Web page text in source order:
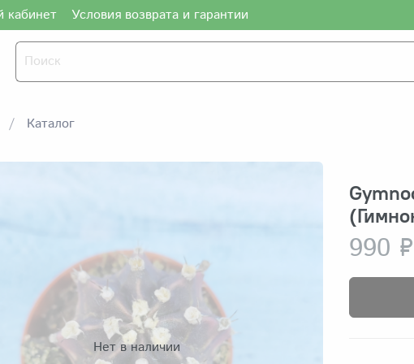
кабинет Условия возврата и гарантии
Каталог
Нет в наличии
990 ₽